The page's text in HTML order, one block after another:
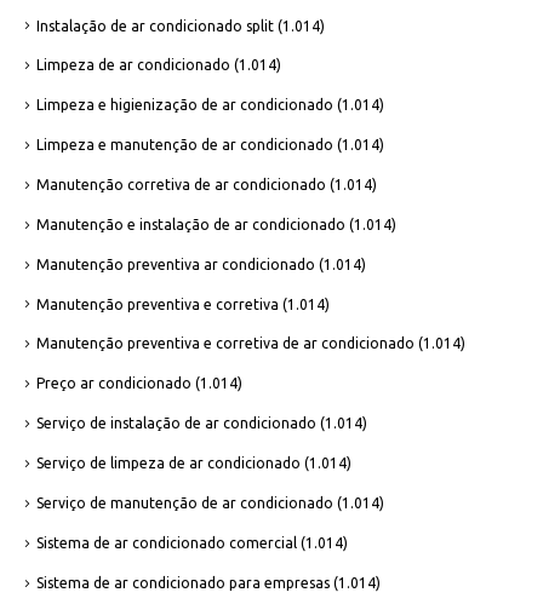
Instalação de ar condicionado split (1.014)
Limpeza de ar condicionado (1.014)
Limpeza e higienização de ar condicionado (1.014)
Limpeza e manutenção de ar condicionado (1.014)
Manutenção corretiva de ar condicionado (1.014)
Manutenção e instalação de ar condicionado (1.014)
Manutenção preventiva ar condicionado (1.014)
Manutenção preventiva e corretiva (1.014)
Manutenção preventiva e corretiva de ar condicionado (1.014)
Preço ar condicionado (1.014)
Serviço de instalação de ar condicionado (1.014)
Serviço de limpeza de ar condicionado (1.014)
Serviço de manutenção de ar condicionado (1.014)
Sistema de ar condicionado comercial (1.014)
Sistema de ar condicionado para empresas (1.014)